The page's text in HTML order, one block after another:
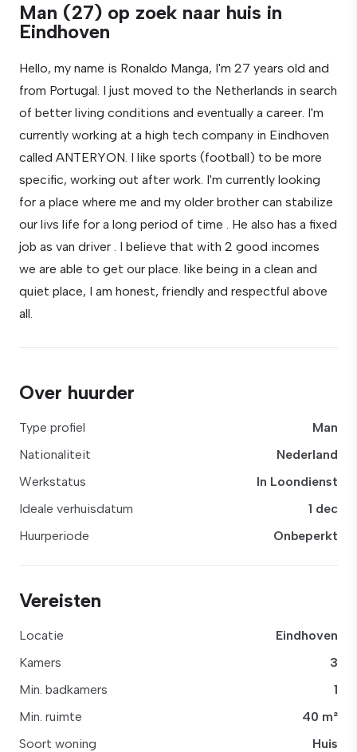
Man (27) op zoek naar huis in
Eindhoven
Hello, my name is Ronaldo Manga, I'm 27 years old and
from Portugal. I just moved to the Netherlands in search
of better living conditions and eventually a career. I'm
currently working at a high tech company in Eindhoven
called ANTERYON. I like sports (football) to be more
specific, working out after work. I'm currently looking
for a place where me and my older brother can stabilize
our livs life for a long period of time . He also has a fixed
job as van driver . I believe that with 2 good incomes
we are able to get our place. like being in a clean and
quiet place, I am honest, friendly and respectful above
all.
Over huurder
Type profiel
Man
Nationaliteit
Nederland
Werkstatus
In Loondienst
Ideale verhuisdatum
1 dec
Huurperiode
Onbeperkt
Vereisten
Locatie
Eindhoven
Kamers
3
Min. badkamers
1
Min. ruimte
40 m²
Soort woning
Huis